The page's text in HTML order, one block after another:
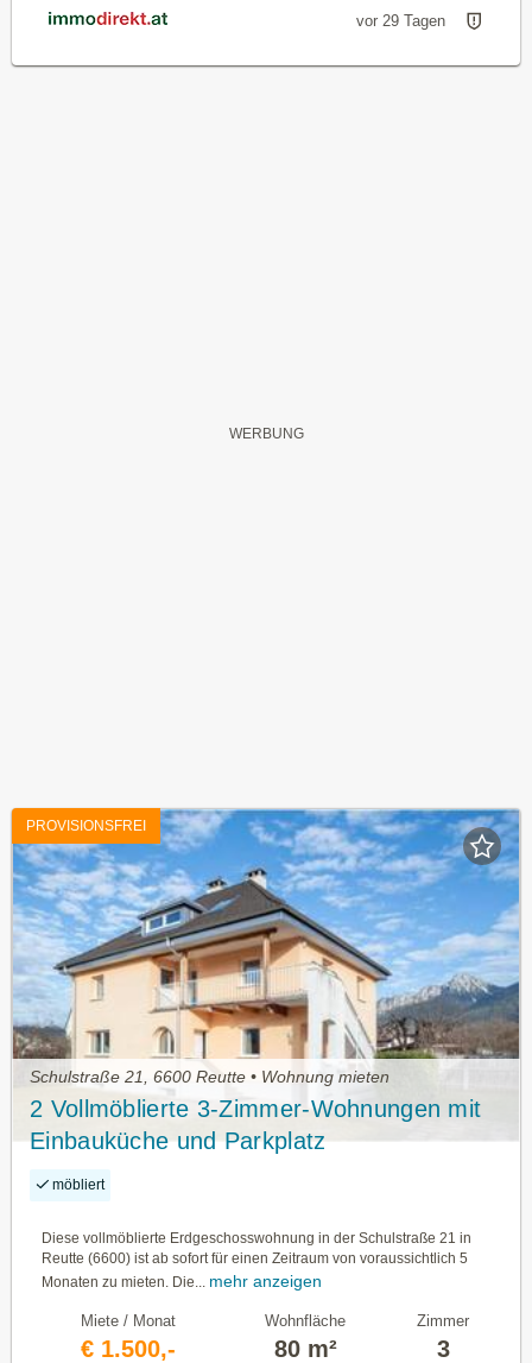
vor 29 Tagen
PROVISIONSFREI
Schulstraße 21, 6600 Reutte • Wohnung mieten
2 Vollmöblierte 3-Zimmer-Wohnungen mit
Einbauküche und Parkplatz
möbliert
Diese vollmöblierte Erdgeschosswohnung in der Schulstraße 21 in
Reutte (6600) ist ab sofort für einen Zeitraum von voraussichtlich 5
Monaten zu mieten. Die... mehr anzeigen
Miete / Monat
€ 1.500,-
Wohnfläche
80 m²
Zimmer
3